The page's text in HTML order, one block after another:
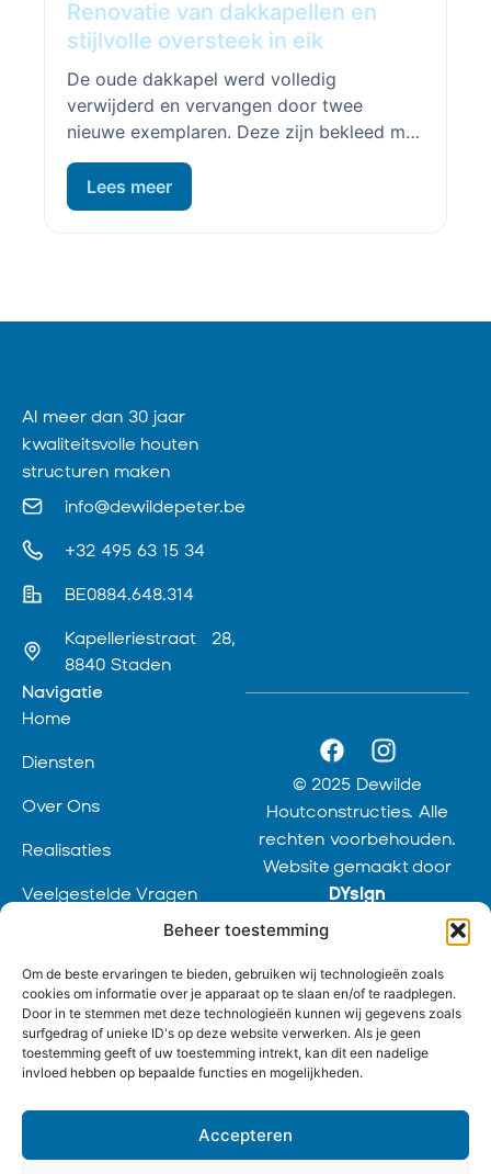
Beheer toestemming
Om de beste ervaringen te bieden, gebruiken wij technologieën zoals
cookies om informatie over je apparaat op te slaan en/of te raadplegen.
Door in te stemmen met deze technologieën kunnen wij gegevens zoals
surfgedrag of unieke ID's op deze website verwerken. Als je geen
toestemming geeft of uw toestemming intrekt, kan dit een nadelige
invloed hebben op bepaalde functies en mogelijkheden.
Accepteren
Renovatie van dakkapellen en
stijlvolle oversteek in eik
De oude dakkapel werd volledig
verwijderd en vervangen door twee
nieuwe exemplaren. Deze zijn bekleed met
duurzame afrormosia planchetten, wat
zorgt voor een warme en natuurlijke
uitstraling. Daarnaast…
Lees meer
Al meer dan 30 jaar
kwaliteitsvolle houten
structuren maken
info@dewildepeter.be
+32 495 63 15 34
BE0884.648.314
Kapelleriestraat 28,
8840 Staden
Navigatie
Home
Diensten
Over Ons
Realisaties
Veelgestelde Vragen
Diensten
Houten Dakconstructie
Eiken Bijgebouw
Houten Gevelbekleding
© 2025 Dewilde
Houtconstructies. Alle
rechten voorbehouden.
Website gemaakt door
DYsign